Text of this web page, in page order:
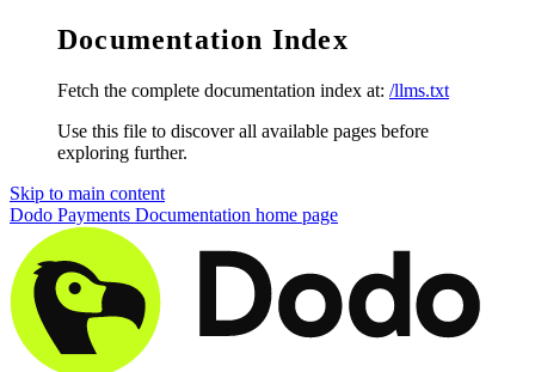
Documentation Index
Fetch the complete documentation index at: /llms.txt
Use this file to discover all available pages before
exploring further.
Skip to main content
Dodo Payments Documentation home page